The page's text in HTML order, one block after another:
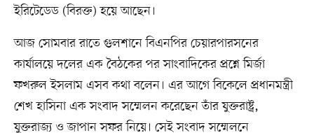
ইরিটেডেড (বিরক্ত) হয়ে আছেন।
আজ সোমবার রাতে গুলশানে বিএনপির চেয়ারপারসনের
কার্যালয়ে দলের এক বৈঠকের পর সাংবাদিকের প্রশ্নে মির্জা
ফখরুল ইসলাম এসব কথা বলেন। এর আগে বিকেলে প্রধানমন্ত্রী
শেখ হাসিনা এক সংবাদ সম্মেলন করেছেন তাঁর যুক্তরাষ্ট্র,
যুক্তরাজ্য ও জাপান সফর নিয়ে। সেই সংবাদ সম্মেলনে